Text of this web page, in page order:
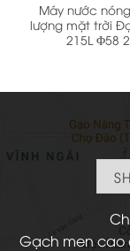
Máy nước
lượng mặt trời
215L Φ58
Gạch men cao